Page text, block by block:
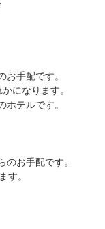
手配です。
になります。
テルです。
お手配です。
す。